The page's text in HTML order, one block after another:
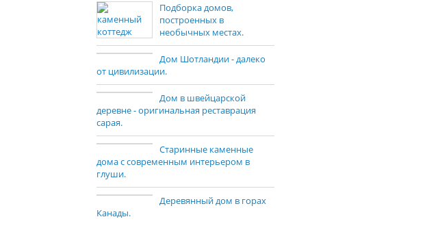
Подборка домов,
построенных в
необычных местах.
Дом Шотландии - далеко
от цивилизации.
Дом в швейцарской
деревне - оригинальная реставрация
сарая.
Старинные каменные
дома с современным интерьером в
глуши.
Деревянный дом в горах
Канады.